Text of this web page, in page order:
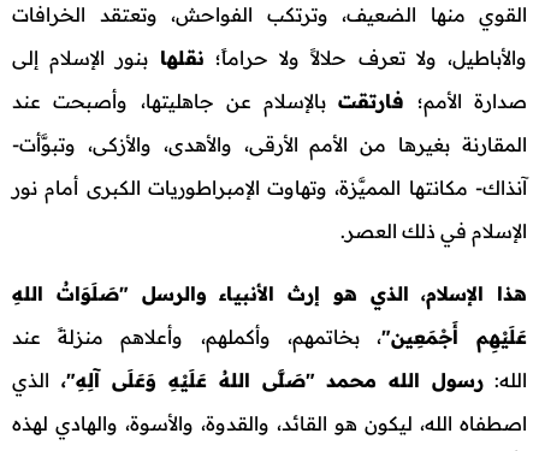
القوي منها الضعيف، وترتكب الفواحش، وتعتقد الخرافات
والأباطيل، ولا تعرف حلالاً ولا حراماً؛ نقلهابنور الإسلام إلى
صدارة الأمم؛ فارتقتبالإسلام عن جاهليتها، وأصبحت عند
المقارنة بغيرها من الأمم الأرقى، والأهدى، والأزكى، وتبوَّأت-
آنذاك- مكانتها المميَّزة، وتهاوت الإمبراطوريات الكبرى أمام نور
الإسلام في ذلك العصر.
هذا الإسلام، الذي هو إرث الأنبياء والرسل "صَلَوَاتُ اللهِ
عَلَيْهِم أَجْمَعِين"، بخاتمهم، وأكملهم، وأعلاهم منزلةً عند
الله: رسول الله محمد "صَلَّى اللهُ عَلَيْهِ وَعَلَى آلِهِ"، الذي
اصطفاه الله، ليكون هو القائد، والقدوة، والأسوة، والهادي لهذه